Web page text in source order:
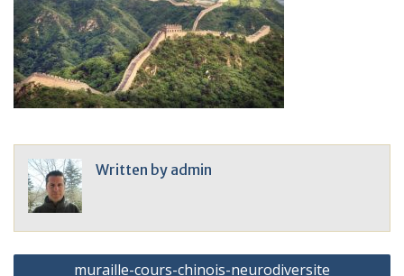
Written by admin
Navigation
muraille-cours-chinois-neurodiversite